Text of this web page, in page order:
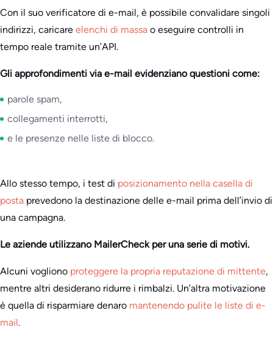
Con il suo verificatore di e-mail, è possibile convalidare singoli
indirizzi, caricare elenchi di massa o eseguire controlli in
tempo reale tramite un’API.
Gli approfondimenti via e-mail evidenziano questioni come:
parole spam,
collegamenti interrotti,
e le presenze nelle liste di blocco.
Allo stesso tempo, i test di posizionamento nella casella di
posta prevedono la destinazione delle e-mail prima dell’invio di
una campagna.
Le aziende utilizzano MailerCheck per una serie di motivi.
Alcuni vogliono proteggere la propria reputazione di mittente,
mentre altri desiderano ridurre i rimbalzi. Un’altra motivazione
è quella di risparmiare denaro mantenendo pulite le liste di e-
mail.